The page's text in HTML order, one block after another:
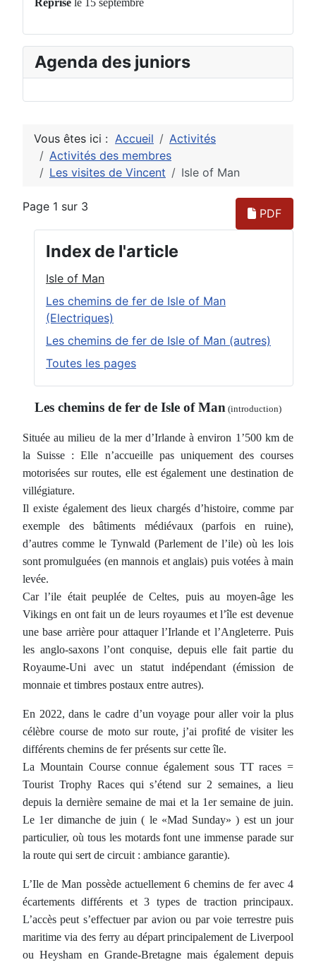
Agenda des juniors
Vous êtes ici : Accueil
Activités
Activités des membres
Les visites de Vincent
Isle of Man
PDF
Index de l'article
Isle of Man
Les chemins de fer de Isle of Man
(Electriques)
Les chemins de fer de Isle of Man (autres)
Toutes les pages
Page 1 sur 3
Les chemins de fer de Isle of Man (introduction)
Située au milieu de la mer d’Irlande à environ 1’500 km de
la Suisse : Elle n’accueille pas uniquement des courses
motorisées sur routes, elle est également une destination de
villégiature.
Il existe également des lieux chargés d’histoire, comme par
exemple des bâtiments médiévaux (parfois en ruine),
d’autres comme le Tynwald (Parlement de l’ile) où les lois
sont promulguées (en mannois et anglais) puis votées à main
levée.
Car l’ile était peuplée de Celtes, puis au moyen-âge les
Vikings en ont fait un de leurs royaumes et l’île est devenue
une base arrière pour attaquer l’Irlande et l’Angleterre. Puis
les anglo-saxons l’ont conquise, depuis elle fait partie du
Royaume-Uni avec un statut indépendant (émission de
monnaie et timbres postaux entre autres).
En 2022, dans le cadre d’un voyage pour aller voir la plus
célèbre course de moto sur route, j’ai profité de visiter les
différents chemins de fer présents sur cette île.
La Mountain Course connue également sous TT races =
Tourist Trophy Races qui s’étend sur 2 semaines, a lieu
depuis la dernière semaine de mai et la 1er semaine de juin.
Le 1er dimanche de juin ( le «Mad Sunday» ) est un jour
particulier, où tous les motards font une immense parade sur
la route qui sert de circuit : ambiance garantie).
L’Ile de Man possède actuellement 6 chemins de fer avec 4
écartements différents et 3 types de traction principaux.
L’accès peut s’effectuer par avion ou par voie terrestre puis
maritime via des ferry au départ principalement de Liverpool
ou Heysham en Grande-Bretagne mais également depuis